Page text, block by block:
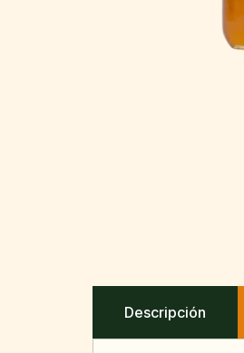
Descripción